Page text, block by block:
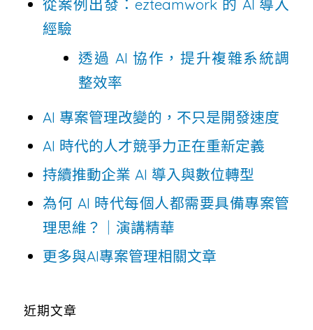
從案例出發：ezteamwork 的 AI 導入
經驗
透過 AI 協作，提升複雜系統調
整效率
AI 專案管理改變的，不只是開發速度
AI 時代的人才競爭力正在重新定義
持續推動企業 AI 導入與數位轉型
為何 AI 時代每個人都需要具備專案管
理思維？｜演講精華
更多與AI專案管理相關文章
近期文章